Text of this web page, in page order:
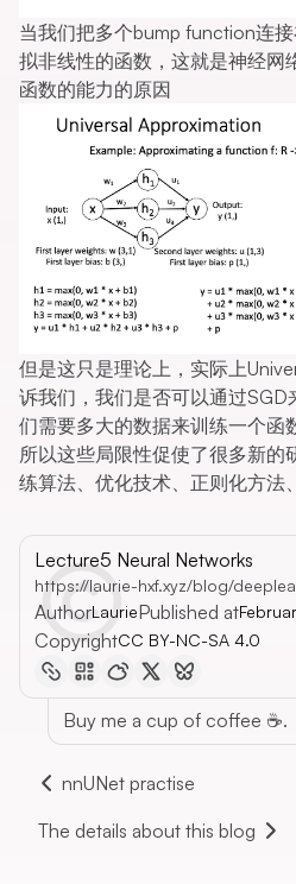
当我们把多个bump function连
拟非线性的函数，这就是神经网
函数的能力的原因
但是这只是理论上，实际上
诉我们，我们是否可以通过
们需要多大的数据来训练一个函
所以这些局限性促使了很多新的
练算法、优化技术、正则化方法
Lecture5 Neural Networks
https://laurie-hxf.xyz/blog/
AuthorLauriePublished at
CopyrightCC BY-NC-SA 4.0
Buy me a cup of coffee ☕.
nnUNet practise
The details about this blog